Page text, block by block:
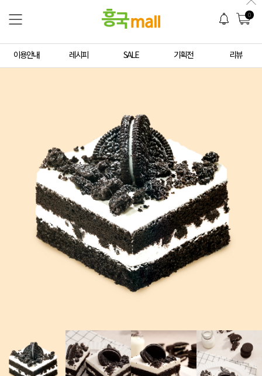
0
이용안내 레시피 SALE 기획전 리뷰